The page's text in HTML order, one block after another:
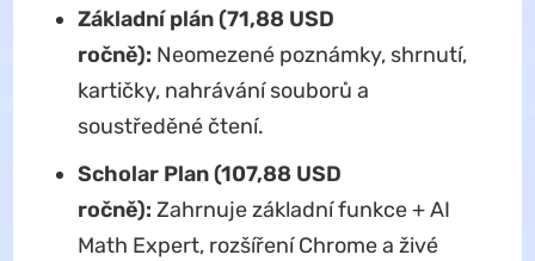
Základní plán (71,88 USD
ročně): Neomezené poznámky, shrnutí,
kartičky, nahrávání souborů a
soustředěné čtení.
Scholar Plan (107,88 USD
ročně): Zahrnuje základní funkce + AI
Math Expert, rozšíření Chrome a živé